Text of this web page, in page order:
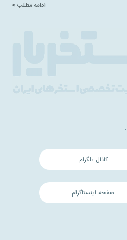
ادامه مطلب >
کانال تلگرام
صفحه اینستاگرام